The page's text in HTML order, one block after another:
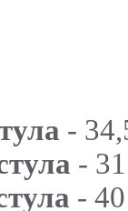
-
-
-